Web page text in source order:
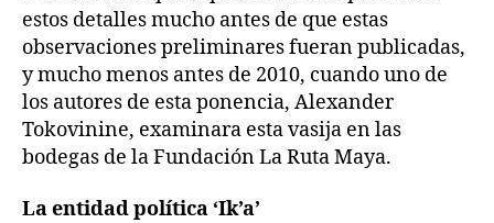
estos detalles mucho antes de que estas
observaciones preliminares fueran publicadas,
y mucho menos antes de 2010, cuando uno de
los autores de esta ponencia, Alexander
Tokovinine, examinara esta vasija en las
bodegas de la Fundación La Ruta Maya.
La entidad política ‘Ik’a’